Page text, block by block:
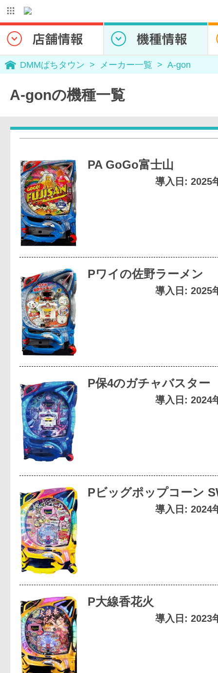
DMMぱちタウン メーカー一覧 A-gon
A-gonの機種一覧
PA GoGo富士山
導入日: 2025
Pワイの佐野ラーメン
導入日: 2025
P保4のガチャバスター
導入日: 2024
Pビッグポップコーン
導入日: 2024
P大線香花火
導入日: 2023